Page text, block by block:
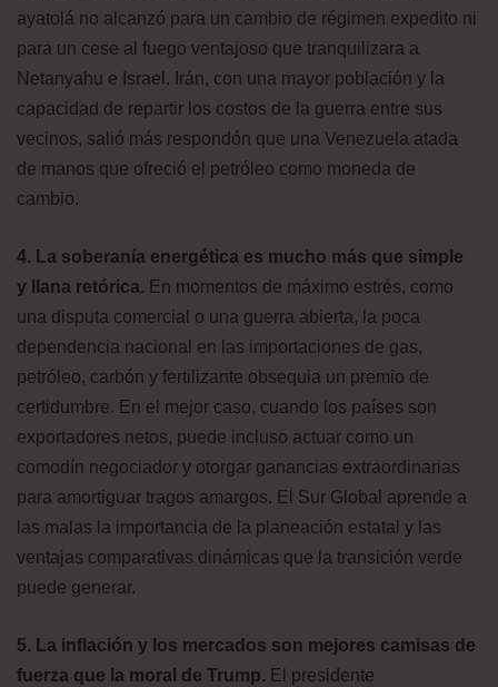
ayatolá no alcanzó para un cambio de régimen expedito ni
para un cese al fuego ventajoso que tranquilizara a
Netanyahu e Israel. Irán, con una mayor población y la
capacidad de repartir los costos de la guerra entre sus
vecinos, salió más respondón que una Venezuela atada
de manos que ofreció el petróleo como moneda de
cambio.
4. La soberanía energética es mucho más que simple
y llana retórica. En momentos de máximo estrés, como
una disputa comercial o una guerra abierta, la poca
dependencia nacional en las importaciones de gas,
petróleo, carbón y fertilizante obsequia un premio de
certidumbre. En el mejor caso, cuando los países son
exportadores netos, puede incluso actuar como un
comodín negociador y otorgar ganancias extraordinarias
para amortiguar tragos amargos. El Sur Global aprende a
las malas la importancia de la planeación estatal y las
ventajas comparativas dinámicas que la transición verde
puede generar.
5. La inflación y los mercados son mejores camisas de
fuerza que la moral de Trump. El presidente